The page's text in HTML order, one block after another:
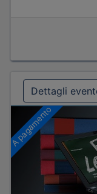
Dettagli
A pagamento